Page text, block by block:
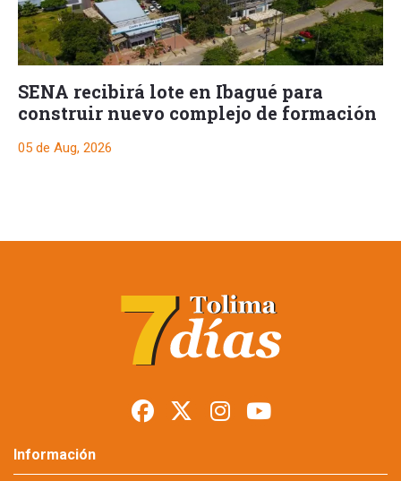
SENA recibirá lote en Ibagué para
construir nuevo complejo de formación
05 de Aug, 2026
Información